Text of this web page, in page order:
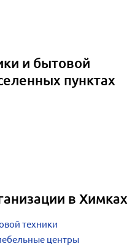
и бытовой
пунктах
в Химках
техники
центры